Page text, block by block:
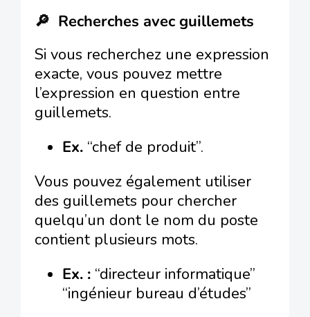
🔎 Recherches avec guillemets
Si vous recherchez une expression
exacte, vous pouvez mettre
l’expression en question entre
guillemets.
Ex. “chef de produit”.
Vous pouvez également utiliser
des guillemets pour chercher
quelqu’un dont le nom du poste
contient plusieurs mots.
Ex. :“directeur informatique”
“ingénieur bureau d’études”